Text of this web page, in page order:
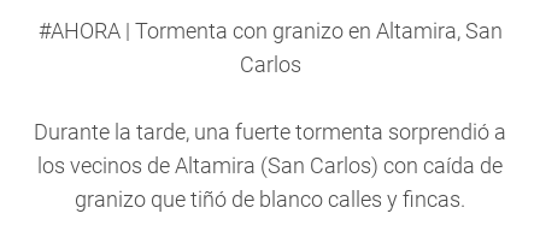
#AHORA| Tormenta con granizo en Altamira, San
Carlos
Durante la tarde, una fuerte tormenta sorprendió a
los vecinos de Altamira (San Carlos) con caída de
granizo que tiñó de blanco calles y fincas.